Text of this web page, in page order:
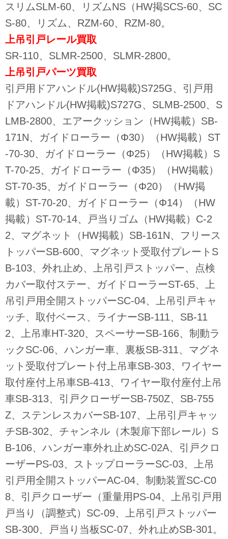
スリムSLM-60、リズムNS（HW掲SCS-60、SC
S-80、リズム、RZM-60、RZM-80。
上吊引戸レール買取
SR-110、SLMR-2500、SLMR-2800。
上吊引戸パーツ買取
引戸用ドアハンドル(HW掲載)S725G、引戸用
ドアハンドル(HW掲載)S727G、SLMB-2500、S
LMB-2800、エアークッション（HW掲載）SB-
171N、ガイドローラー（Φ30）（HW掲載）ST
-70-30、ガイドローラー（Φ25）（HW掲載）S
T-70-25、ガイドローラー（Φ35）（HW掲載）
ST-70-35、ガイドローラー（Φ20）（HW掲
載）ST-70-20、ガイドローラー（Φ14）（HW
掲載）ST-70-14、戸当りゴム（HW掲載）C-2
2、マグネット（HW掲載）SB-161N、フリース
トッパーSB-600、マグネット受取付プレートS
B-103、外れ止め、上吊引戸ストッパー、点検
カバー取付ステー、ガイドローラーST-65、上
吊引戸用全開ストッパーSC-04、上吊引戸キャ
ッチ、取付ベース、ライナーSB-111、SB-11
2、上吊車HT-320、スペーサーSB-166、制動ラ
ックSC-06、ハンガー車、裏板SB-311、マグネ
ット受取付プレート付上吊車SB-303、ワイヤー
取付座付上吊車SB-413、ワイヤー取付座付上吊
車SB-313、引戸クローザーSB-750Z、SB-755
Z、ステンレスカバーSB-107、上吊引戸キャッ
チSB-302、チャンネル（木製扉下部レール）S
B-106、ハンガー車外れ止めSC-02A、引戸クロ
ーザーPS-03、ストップローラーSC-03、上吊
引戸用全開ストッパーAC-04、制動装置SC-C0
8、引戸クローザー（重量用PS-04、上吊引戸用
戸当り（調整式）SC-09、上吊引戸ストッパー
SB-300、戸当り当板SC-07、外れ止めSB-301。